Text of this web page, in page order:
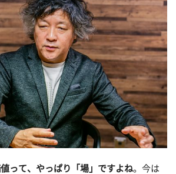
って、やっぱり「場」ですよね。今は